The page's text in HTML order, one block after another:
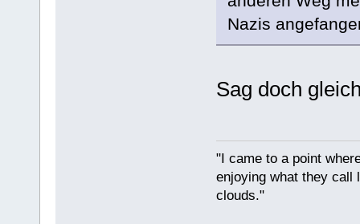
Nazis
Sag doch
"I came to a point
enjoying what they call
clouds."